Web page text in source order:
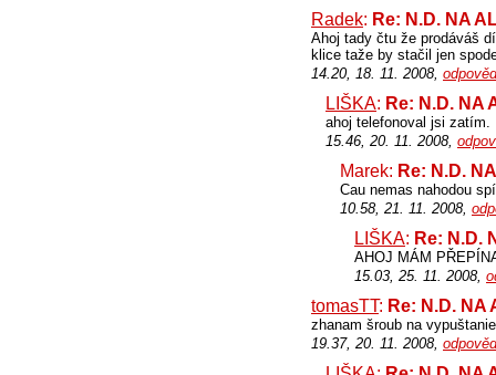
Radek: Re: N.D. NA
Ahoj tady čtu že prodáváš
klice taže by stačil jen
14.20, 18. 11. 2008,
LIŠKA: Re: N.D. NA
ahoj telefonoval jsi zatím.
15.46, 20. 11. 2008,
Marek: Re: N.D.
Cau nemas nahodou
10.58, 21. 11. 2008,
LIŠKA: Re: N.D.
AHOJ MÁM
15.03, 25. 11. 2008,
tomasTT: Re: N.D. NA
zhanam šroub na
19.37, 20. 11. 2008,